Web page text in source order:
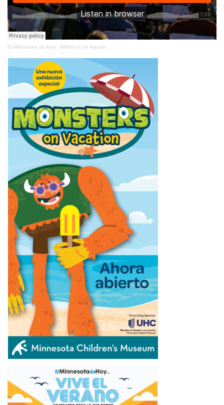
El Minnesota de Hoy · MNHoy 6 de Agosto
ÚLTIMAS NOTICIAS
URGEN PROTEGER HUMEDALES EN MINNESOTA Y
EN TODA LA REGIÓN DE LOS PRAIRIE POTHOLES
August 6, 2026
MENOR DE 11 AÑOS ES ARRESTADO TRAS